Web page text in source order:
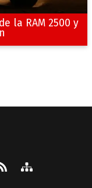
la RAM 2500 y